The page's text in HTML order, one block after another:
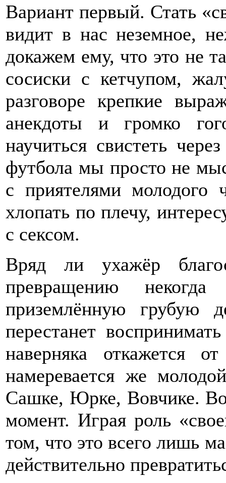
Вариант первый. Стать
видит в нас неземное,
докажем ему, что это не
сосиски с кетчупом,
разговоре крепкие
анекдоты и громко
научиться свистеть
футбола мы просто не
с приятелями молодого
хлопать по плечу,
с сексом.
Вряд ли ухажёр
превращению
приземлённую грубую
перестанет
наверняка откажется
намеревается же
Сашке, Юрке, Вовчике.
момент. Играя роль
том, что это всего лишь
действительно